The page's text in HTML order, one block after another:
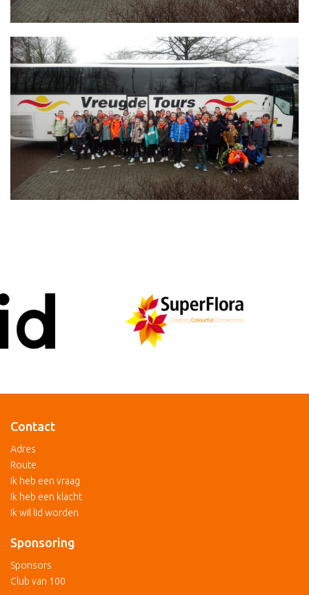
Contact
Adres
Route
Ik heb een vraag
Ik heb een klacht
Ik wil lid worden
Sponsoring
Sponsors
Club van 100